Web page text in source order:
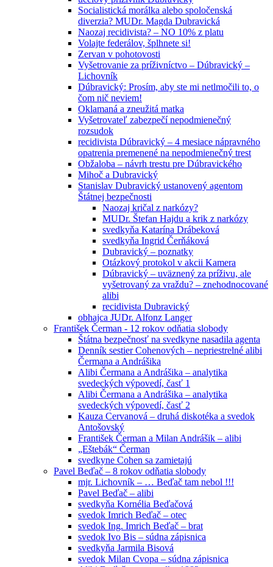
Socialistická morálka alebo spoločenská
diverzia? MUDr. Magda Dubravická
Naozaj recidivista? – NO 10% z platu
Volajte federálov, šplhnete si!
Zervan v pohotovosti
Vyšetrovanie za príživníctvo – Dúbravický –
Lichovník
Dúbravický: Prosím, aby ste mi netlmočili to, o
čom nič neviem!
Oklamaná a zneužitá matka
Vyšetrovateľ zabezpečí nepodmienečný
rozsudok
recidivista Dúbravický – 4 mesiace nápravného
opatrenia premenené na nepodmienečný trest
Obžaloba – návrh trestu pre Dúbravického
Mihoč a Dubravický
Stanislav Dubravický ustanovený agentom
Štátnej bezpečnosti
Naozaj kričal z narkózy?
MUDr. Štefan Hajdu a krik z narkózy
svedkyňa Katarína Drábeková
svedkyňa Ingrid Čerňáková
Dubravický – poznatky
Otázkový protokol v akcii Kamera
Dúbravický – uväznený za príživu, ale
vyšetrovaný za vraždu? – znehodnocované
alibi
recidivista Dubravický
obhajca JUDr. Alfonz Langer
František Čerman - 12 rokov odňatia slobody
Štátna bezpečnosť na svedkyne nasadila agenta
Denník sestier Cohenových – nepriestrelné alibi
Čermana a Andrášika
Alibi Čermana a Andrášika – analytika
svedeckých výpovedí, časť 1
Alibi Čermana a Andrášika – analytika
svedeckých výpovedí, časť 2
Kauza Cervanová – druhá diskotéka a svedok
Antošovský
František Čerman a Milan Andrášik – alibi
„Eštebák“ Čerman
svedkyne Cohen sa zamietajú
Pavel Beďač – 8 rokov odňatia slobody
mjr. Lichovník – … Beďač tam nebol !!!
Pavel Beďač – alibi
svedkyňa Kornélia Beďačová
svedok Imrich Beďač – otec
svedok Ing. Imrich Beďač – brat
svedok Ivo Bis – súdna zápisnica
svedkyňa Jarmila Bisová
svedok Milan Cvopa – súdna zápisnica